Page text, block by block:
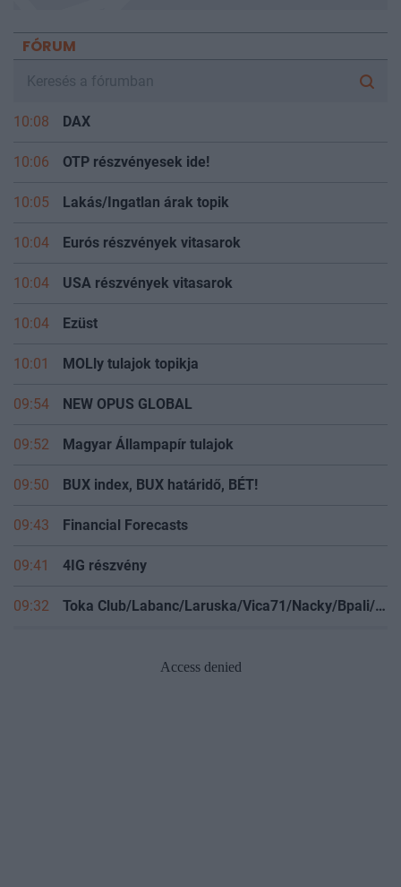
FÓRUM
10:08 DAX
10:06 OTP részvényesek ide!
10:05 Lakás/Ingatlan árak topik
10:04 Eurós részvények vitasarok
10:04 USA részvények vitasarok
10:04 Ezüst
10:01 MOLly tulajok topikja
09:54 NEW OPUS GLOBAL
09:52 Magyar Állampapír tulajok
09:50 BUX index, BUX határidő, BÉT!
09:43 Financial Forecasts
09:41 4IG részvény
09:32 Toka Club/Labanc/Laruska/Vica71/Nacky/Bpali/Oldrider/Josefernando/Mcbull/Kawaszabi